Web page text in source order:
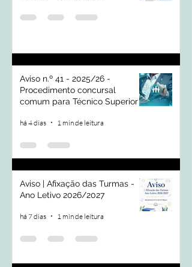
Aviso n.º 41 - 2025/26 -
Procedimento concursal
comum para Técnico Superior |
há 4 dias 1 min de leitura
Aviso | Afixação das Turmas -
Ano Letivo 2026/2027
há 7 dias 1 min de leitura